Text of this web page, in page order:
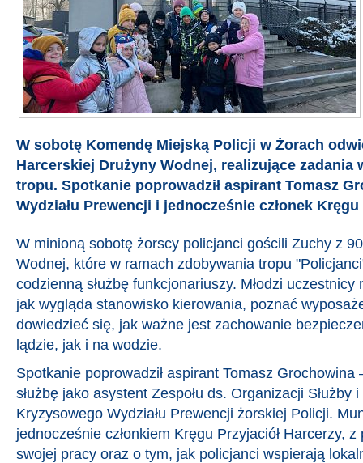
W sobotę Komendę Miejską Policji w Żorach
Harcerskiej Drużyny Wodnej, realizujące zadania
tropu. Spotkanie poprowadził aspirant Tomasz
Wydziału Prewencji i jednocześnie członek
W minioną sobotę żorscy policjanci gościli Zuchy z
Wodnej, które w ramach zdobywania tropu
codzienną służbę funkcjonariuszy. Młodzi
jak wygląda stanowisko kierowania, poznać
dowiedzieć się, jak ważne jest zachowanie
lądzie, jak i na wodzie.
Spotkanie poprowadził aspirant Tomasz Grochowina
służbę jako asystent Zespołu ds. Organizacji Służby
Kryzysowego Wydziału Prewencji żorskiej Policji.
jednocześnie członkiem Kręgu Przyjaciół Harcerzy, z
swojej pracy oraz o tym, jak policjanci wspierają